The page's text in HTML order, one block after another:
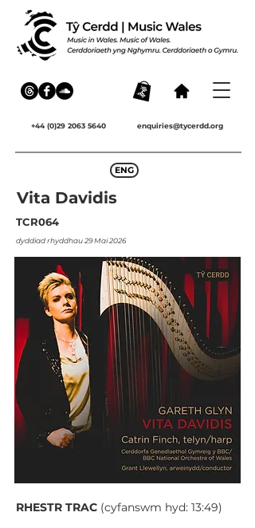
+44 (0)29 2063 5640 enquiries@tycerdd.org
ENG
Vita Davidis
TCR064
dyddiad rhyddhau 29 Mai 2026
RHESTR TRAC (cyfanswm hyd: 13:49)